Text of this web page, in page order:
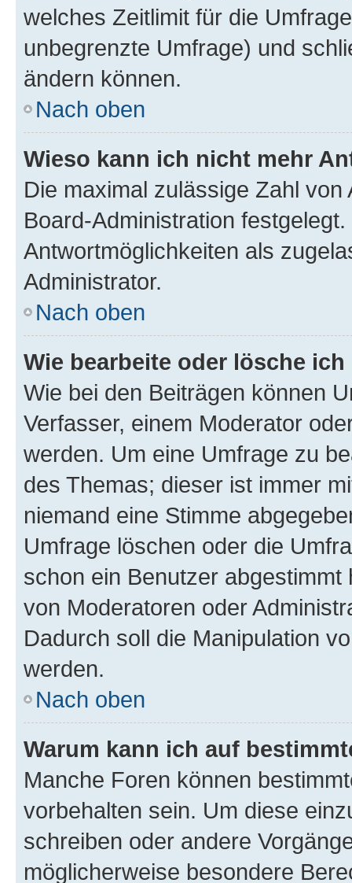
welches Zeitlimit für die
unbegrenzte Umfrage) und
ändern können.
Nach oben
Wieso kann ich nicht mehr
Die maximal zulässige Zahl
Board-Administration
Antwortmöglichkeiten als
Administrator.
Nach oben
Wie bearbeite oder lösche
Wie bei den Beiträgen können
Verfasser, einem Moderator
werden. Um eine Umfrage zu
des Themas; dieser ist immer
niemand eine Stimme
Umfrage löschen oder die
schon ein Benutzer
von Moderatoren oder
Dadurch soll die Manipulation
werden.
Nach oben
Warum kann ich auf
Manche Foren können
vorbehalten sein. Um diese
schreiben oder andere
möglicherweise besondere